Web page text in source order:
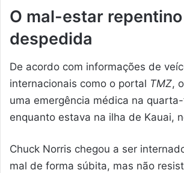
O mal-estar repentino
despedida
De acordo com informações de
internacionais como o portal TMZ,
uma emergência médica na
enquanto estava na ilha de Kauai,
Chuck Norris chegou a ser
mal de forma súbita, mas não